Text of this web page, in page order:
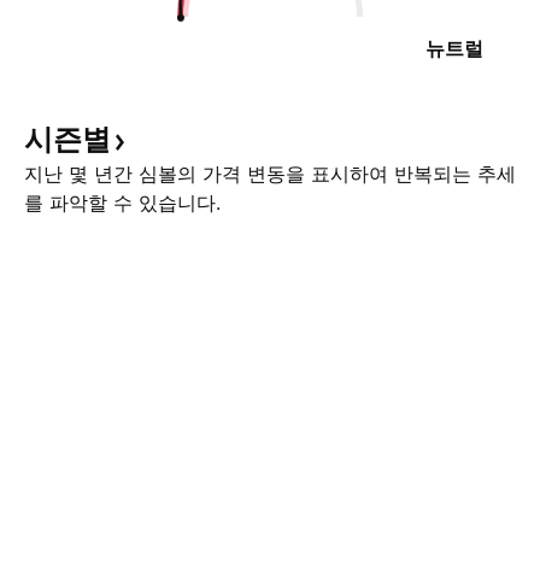
뉴트럴
시즌별
지난 몇 년간 심볼의 가격 변동을 표시하여 반복되는 추세
를 파악할 수 있습니다.